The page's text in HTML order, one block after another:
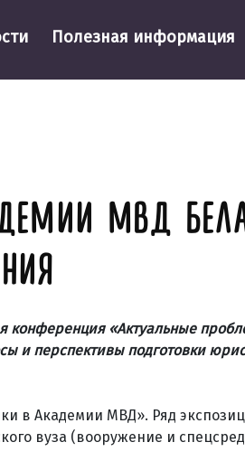
Полезная информация
МВД
конференция «Актуальные
и перспективы подготовки
в Академии МВД». Ряд
вуза (вооружение и